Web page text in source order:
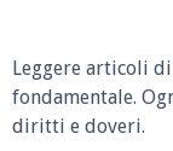
Leggere articoli
fondamentale.
diritti e doveri.